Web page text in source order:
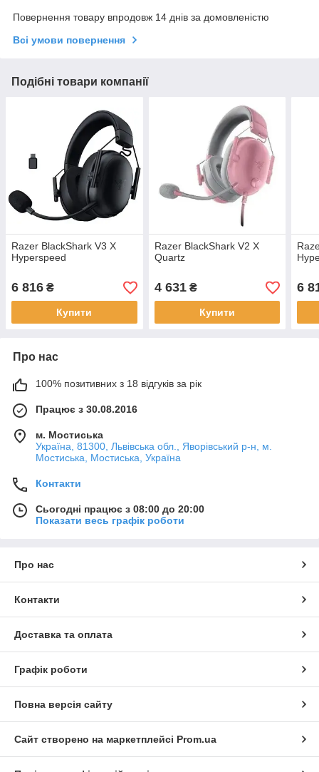
Повернення товару впродовж 14 днів за домовленістю
Всі умови повернення
Подібні товари компанії
Razer BlackShark V3 X
Hyperspeed
6 816 ₴
Купити
Razer BlackShark V2 X
Quartz
4 631₴
Купити
6
Про нас
100% позитивних з 18 відгуків за рік
Працює з 30.08.2016
м. Мостиська
Україна, 81300, Львівська обл., Яворівський р-н, м.
Мостиська, Мостиська, Україна
Контакти
Сьогодні працює з 08:00 до 20:00
Показати весь графік роботи
Про нас
Контакти
Доставка та оплата
Графік роботи
Повна версія сайту
Сайт створено на маркетплейсі Prom.ua